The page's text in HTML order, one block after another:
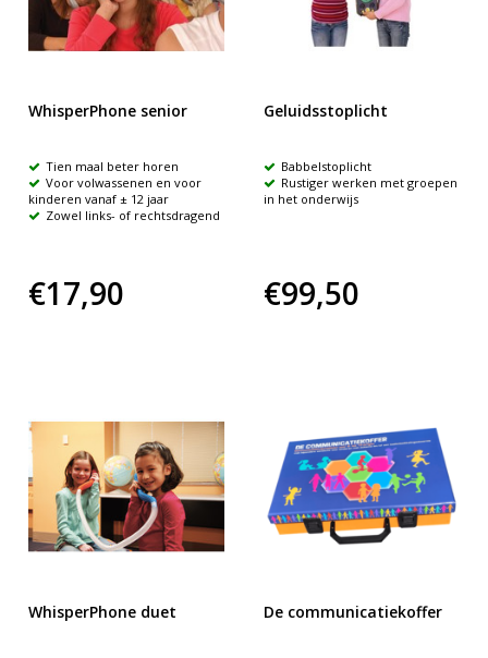
WhisperPhone senior
Tien maal beter horen
Voor volwassenen en voor
kinderen vanaf ± 12 jaar
Zowel links- of rechtsdragend
€17,90
Geluidsstoplicht
Babbelstoplicht
Rustiger werken met groepen
in het onderwijs
€99,50
WhisperPhone duet De communicatiekoffer